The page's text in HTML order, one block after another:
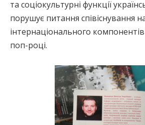
та соціокультурні функції
порушує питання співіснування
інтернаціонального
поп-році.